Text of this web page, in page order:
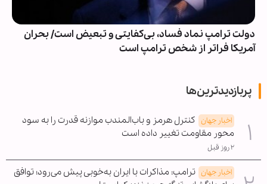
دولت ترامپ نماد فساد، بی‌کفایتی و تبعیض است/ بحران
آمریکا فراتر از شخص ترامپ است
پربازدیدترین‌ها
اخبار جهان کنترل هرمز و باب‌المندب موازنه قدرت را به سود
محور مقاومت تغییر داده است
۲ روز قبل
اخبار جهان ترامپ: مذاکرات با ایران به‌خوبی پیش می‌رود؛ توافق